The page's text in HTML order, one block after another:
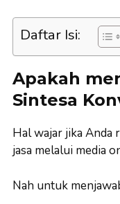
Daftar Isi:
Apakah
Sintesa
Hal wajar jika Anda
jasa melalui media
Nah untuk